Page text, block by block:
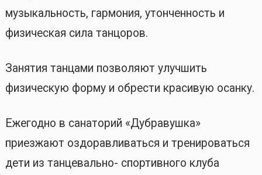
музыкальность, гармония, утонченность и
физическая сила танцоров.
Занятия танцами позволяют улучшить
физическую форму и обрести красивую осанку.
Ежегодно в санаторий «Дубравушка»
приезжают оздоравливаться и тренироваться
дети из танцевально- спортивного клуба